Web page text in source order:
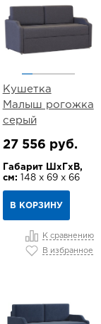
Кушетка
Малыш рогожка
серый
27 556 руб.
Габарит ШхГхВ,
см: 148 х 69 х 66
В КОРЗИНУ
К сравнению
В избранное